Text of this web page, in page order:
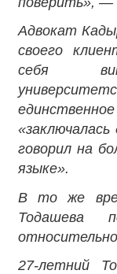
Адвокат
своего
себя
говорил на
языке».
В то же
Тодашева
27-летний